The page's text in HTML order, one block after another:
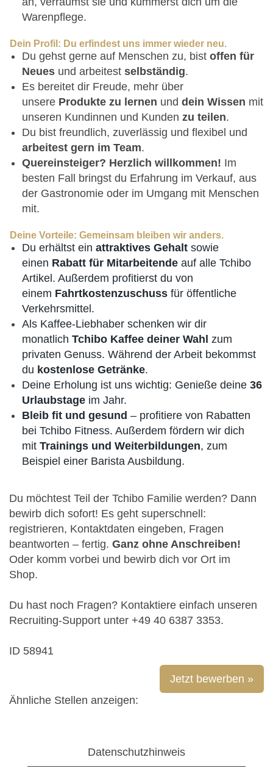
Warenpflege.
Dein Profil: Du erfindest uns immer wieder neu.
Du gehst gerne auf Menschen zu, bist offen für
Neues und arbeitest selbständig.
Es bereitet dir Freude, mehr über
unsere Produkte zu lernen und dein Wissen mit
unseren Kundinnen und Kunden zu teilen.
Du bist freundlich, zuverlässig und flexibel und
arbeitest gern im Team.
Quereinsteiger? Herzlich willkommen! Im
besten Fall bringst du Erfahrung im Verkauf, aus
der Gastronomie oder im Umgang mit Menschen
mit.
Deine Vorteile: Gemeinsam bleiben wir anders.
Du erhältst ein attraktives Gehalt sowie
einen Rabatt für Mitarbeitende auf alle Tchibo
Artikel. Außerdem profitierst du von
einem Fahrtkostenzuschuss für öffentliche
Verkehrsmittel.
Als Kaffee-Liebhaber schenken wir dir
monatlich Tchibo Kaffee deiner Wahl zum
privaten Genuss. Während der Arbeit bekommst
du kostenlose Getränke.
Deine Erholung ist uns wichtig: Genieße deine 36
Urlaubstage im Jahr.
Bleib fit und gesund – profitiere von Rabatten
bei Tchibo Fitness. Außerdem fördern wir dich
mit Trainings und Weiterbildungen, zum
Beispiel einer Barista Ausbildung.
Du möchtest Teil der Tchibo Familie werden? Dann
bewirb dich sofort! Es geht superschnell:
registrieren, Kontaktdaten eingeben, Fragen
beantworten – fertig. Ganz ohne Anschreiben!
Oder komm vorbei und bewirb dich vor Ort im
Shop.
Du hast noch Fragen? Kontaktiere einfach unseren
Recruiting-Support unter +49 40 6387 3353.
ID 58941
Jetzt bewerben »
Ähnliche Stellen anzeigen:
Datenschutzhinweis